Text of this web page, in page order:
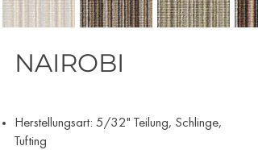
NAIROBI
Herstellungsart: 5/32" Teilung, Schlinge,
Tufting